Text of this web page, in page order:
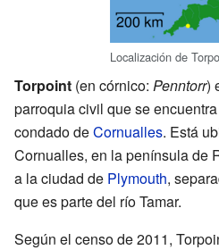
Localización de
Torpoint (en córnico: Penntorr)
parroquia civil que se
condado deCornualles. Está
Cornualles, en la península de
a la ciudad de Plymouth,
que es parte del río Tamar.
Según el censo de 2011,